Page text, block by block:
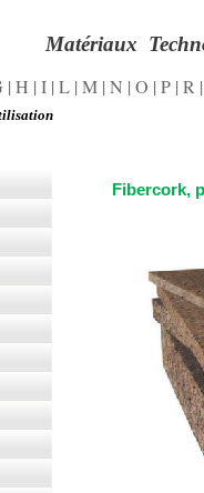
Fibercork,
| H | I | L | M | N | O | P | R
Matériaux